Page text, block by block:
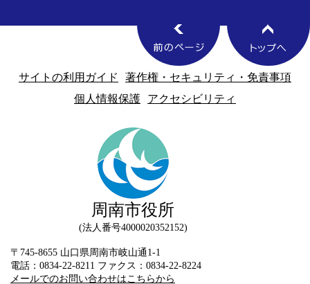
サイトの利用ガイド
著作権・セキュリティ・免責事項
個人情報保護
アクセシビリティ
周南市役所
法人番号4000020352152
〒745-8655 山口県周南市岐山通1-1
電話：0834-22-8211 ファクス：0834-22-8224
メールでのお問い合わせはこちらから